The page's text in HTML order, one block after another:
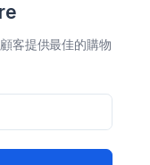
客提供最佳的購物